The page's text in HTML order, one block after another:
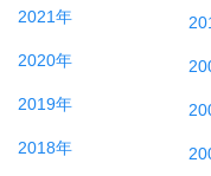
2021年
2020年
2019年
2018年